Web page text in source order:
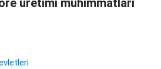
üretimi mühimmatları